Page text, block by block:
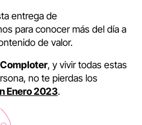
entrega de
para conocer más del día a
de valor.
, y vivir todas estas
no te pierdas los
Enero 2023.